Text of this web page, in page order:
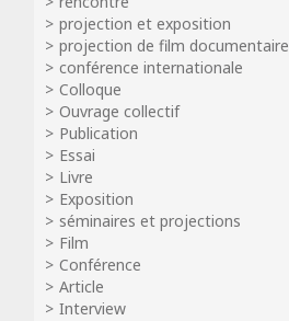
projection et exposition
projection de film documentaire
conférence internationale
Colloque
Ouvrage collectif
Publication
Essai
Livre
Exposition
séminaires et projections
Film
Conférence
Article
Interview